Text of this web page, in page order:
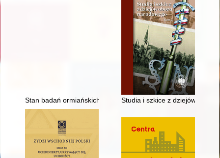
Stan badań ormiańskich w Polsce : bibliografia za lata 1991-
Studia i szkice z dziejów obozu